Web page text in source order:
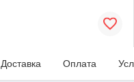
Доставка Оплата